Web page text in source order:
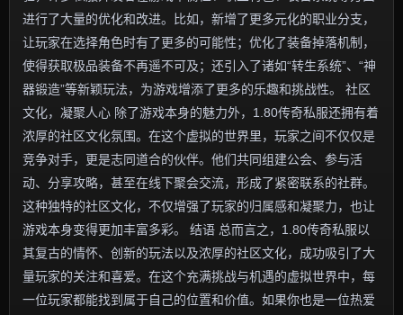
进行了大量的优化和改进。比如，新增了更多元化的职业分支，
让玩家在选择角色时有了更多的可能性；优化了装备掉落机制，
使得获取极品装备不再遥不可及；还引入了诸如“转生系统”、“神
器锻造”等新颖玩法，为游戏增添了更多的乐趣和挑战性。 社区
文化，凝聚人心 除了游戏本身的魅力外，1.80传奇私服还拥有着
浓厚的社区文化氛围。在这个虚拟的世界里，玩家之间不仅仅是
竞争对手，更是志同道合的伙伴。他们共同组建公会、参与活
动、分享攻略，甚至在线下聚会交流，形成了紧密联系的社群。
这种独特的社区文化，不仅增强了玩家的归属感和凝聚力，也让
游戏本身变得更加丰富多彩。 结语 总而言之，1.80传奇私服以
其复古的情怀、创新的玩法以及浓厚的社区文化，成功吸引了大
量玩家的关注和喜爱。在这个充满挑战与机遇的虚拟世界中，每
一位玩家都能找到属于自己的位置和价值。如果你也是一位热爱